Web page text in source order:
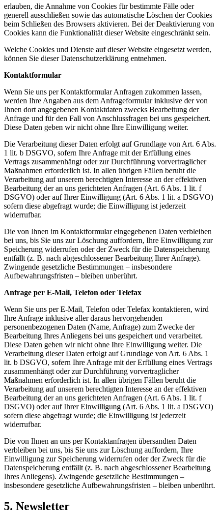
erlauben, die Annahme von Cookies für bestimmte Fälle oder
generell ausschließen sowie das automatische Löschen der Cookies
beim Schließen des Browsers aktivieren. Bei der Deaktivierung von
Cookies kann die Funktionalität dieser Website eingeschränkt sein.
Welche Cookies und Dienste auf dieser Website eingesetzt werden,
können Sie dieser Datenschutzerklärung entnehmen.
Kontaktformular
Wenn Sie uns per Kontaktformular Anfragen zukommen lassen,
werden Ihre Angaben aus dem Anfrageformular inklusive der von
Ihnen dort angegebenen Kontaktdaten zwecks Bearbeitung der
Anfrage und für den Fall von Anschlussfragen bei uns gespeichert.
Diese Daten geben wir nicht ohne Ihre Einwilligung weiter.
Die Verarbeitung dieser Daten erfolgt auf Grundlage von Art. 6 Abs.
1 lit. b DSGVO, sofern Ihre Anfrage mit der Erfüllung eines
Vertrags zusammenhängt oder zur Durchführung vorvertraglicher
Maßnahmen erforderlich ist. In allen übrigen Fällen beruht die
Verarbeitung auf unserem berechtigten Interesse an der effektiven
Bearbeitung der an uns gerichteten Anfragen (Art. 6 Abs. 1 lit. f
DSGVO) oder auf Ihrer Einwilligung (Art. 6 Abs. 1 lit. a DSGVO)
sofern diese abgefragt wurde; die Einwilligung ist jederzeit
widerrufbar.
Die von Ihnen im Kontaktformular eingegebenen Daten verbleiben
bei uns, bis Sie uns zur Löschung auffordern, Ihre Einwilligung zur
Speicherung widerrufen oder der Zweck für die Datenspeicherung
entfällt (z. B. nach abgeschlossener Bearbeitung Ihrer Anfrage).
Zwingende gesetzliche Bestimmungen – insbesondere
Aufbewahrungsfristen – bleiben unberührt.
Anfrage per E-Mail, Telefon oder Telefax
Wenn Sie uns per E-Mail, Telefon oder Telefax kontaktieren, wird
Ihre Anfrage inklusive aller daraus hervorgehenden
personenbezogenen Daten (Name, Anfrage) zum Zwecke der
Bearbeitung Ihres Anliegens bei uns gespeichert und verarbeitet.
Diese Daten geben wir nicht ohne Ihre Einwilligung weiter. Die
Verarbeitung dieser Daten erfolgt auf Grundlage von Art. 6 Abs. 1
lit. b DSGVO, sofern Ihre Anfrage mit der Erfüllung eines Vertrags
zusammenhängt oder zur Durchführung vorvertraglicher
Maßnahmen erforderlich ist. In allen übrigen Fällen beruht die
Verarbeitung auf unserem berechtigten Interesse an der effektiven
Bearbeitung der an uns gerichteten Anfragen (Art. 6 Abs. 1 lit. f
DSGVO) oder auf Ihrer Einwilligung (Art. 6 Abs. 1 lit. a DSGVO)
sofern diese abgefragt wurde; die Einwilligung ist jederzeit
widerrufbar.
Die von Ihnen an uns per Kontaktanfragen übersandten Daten
verbleiben bei uns, bis Sie uns zur Löschung auffordern, Ihre
Einwilligung zur Speicherung widerrufen oder der Zweck für die
Datenspeicherung entfällt (z. B. nach abgeschlossener Bearbeitung
Ihres Anliegens). Zwingende gesetzliche Bestimmungen –
insbesondere gesetzliche Aufbewahrungsfristen – bleiben unberührt.
5. Newsletter